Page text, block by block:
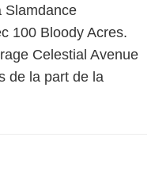
Slamdance
100 Bloody Acres.
Celestial Avenue
de la part de la